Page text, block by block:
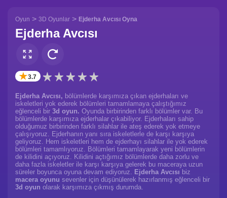
Oyun > 3D Oyunlar > Ejderha Avcısı Oyna
Ejderha Avcısı
✭3.7
Ejderha Avcısı, bölümlerde karşımıza çıkan ejderhaları ve
iskeletleri yok ederek bölümleri tamamlamaya çalıştığımız
eğlenceli bir 3d oyun. Oyunda birbirinden farklı bölümler var. Bu
bölümlerde karşımıza ejderhalar çıkabiliyor. Ejderhaları sahip
olduğumuz birbirinden farklı silahlar ile ateş ederek yok etmeye
çalışıyoruz. Ejderhanın yanı sıra iskeletlerle de karşı karşıya
geliyoruz. Hem iskeletleri hem de ejderhayı silahlar ile yok ederek
bölümleri tamamlıyoruz. Bölümleri tamamlayarak yeni bölümlerin
de kilidini açıyoruz. Kilidini açtığımız bölümlerde daha zorlu ve
daha fazla iskeletler ile karşı karşıya gelerek bu maceraya uzun
süreler boyunca oyuna devam ediyoruz. Ejderha Avcısı biz
macera oyunu sevenler için düşünülerek hazırlanmış eğlenceli bir
3d oyun olarak karşımıza çıkmış durumda.